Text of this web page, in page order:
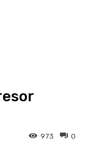
0
973